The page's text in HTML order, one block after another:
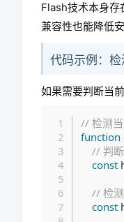
Flash技术本身存
兼容性也能降低安
代码示例：
如果需要判断当
// 检测
function
// 判
const
// 检
const